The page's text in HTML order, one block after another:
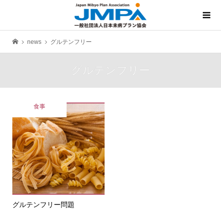
news グルテンフリー
グルテンフリー
食事
グルテンフリー問題